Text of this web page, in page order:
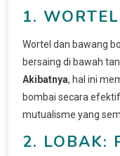
1.
Wortel dan bawang
bersaing di bawah
Akibatnya, hal ini
bombai secara
mutualisme yang
2. LOBAK: